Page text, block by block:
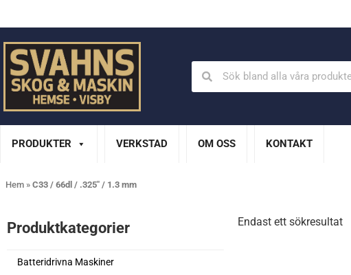
PRODUKTER VERKSTAD OM OSS KONTAKT
Hem » C33 / 66dl / .325" / 1.3 mm
Produktkategorier​
Batteridrivna Maskiner
Endast ett sökresultat